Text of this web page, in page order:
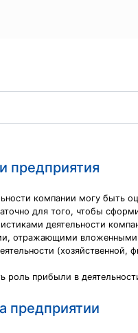
предприятия
компании могу
для того, чтобы
деятельности
отражающими
роль прибыли в
предприятии